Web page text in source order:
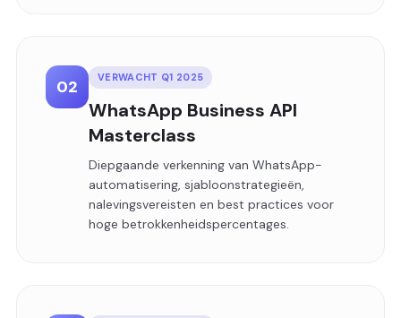
02 VERWACHT Q1 2025
WhatsApp Business API
Masterclass
Diepgaande verkenning van WhatsApp-
automatisering, sjabloonstrategieën,
nalevingsvereisten en best practices voor
hoge betrokkenheidspercentages.